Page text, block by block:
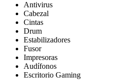
Antivirus
Cabezal
Cintas
Drum
Estabilizadores
Fusor
Impresoras
Audífonos
Escritorio Gaming